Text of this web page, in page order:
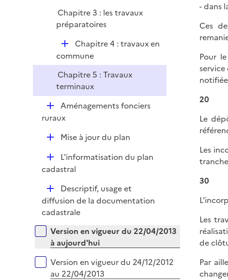
Chapitre 3 : les travaux
préparatoires
D
é
p
l
i
Chapitre 4 : travaux en
commune
Chapitre 5 : Travaux
terminaux
D
é
r
Aménagements fonciers
ruraux
D
l
r
Mise à jour du plan
D
é
i
e
r
L'informatisation du plan
cadastral
D
é
p
i
e
r
Descriptif, usage et
diffusion de la documentation
cadastrale
Versions sur la période
Version en vigueur du 22/04/2013
à aujourd'hui
Version en vigueur du 24/12/2012
au 22/04/2013
- dans
Ces
Pour
20
Le
Les
30
Les
de
Par